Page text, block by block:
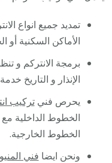
تمديد جميع انواع
الأماكن السكنية أو
برمجة الانتركم و
الإنذار و التاريخ
يحرص فنيتركيب
الخطوط الداخلية
الخطوط الخارجية.
ونحن ايضا فني